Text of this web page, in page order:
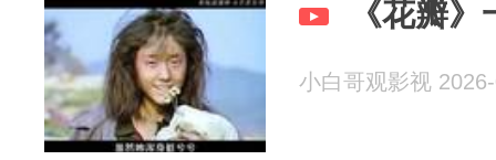
《花瓣
小白哥观影视